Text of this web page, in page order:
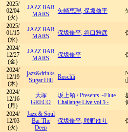
2025/
02/04
(火)
JAZZ BAR
MARS
矢崎恵理, 保坂修平
2025/
01/15
(水)
JAZZ BAR
MARS
保坂修平, 谷口雅彦
2024/
12/27
(金)
JAZZ BAR
MARS
保坂修平
2024/
12/19
(木)
jazz&drinks
Sugar Hill
Roselili
2024/
12/16
(月)
大塚
GRECO
坂上領 /Presents ~Flute
Challange Live vol.1~
2024/
12/03
(火)
Jazz & Soul
Bar The
Deep
保坂修平, 咲野ゆり